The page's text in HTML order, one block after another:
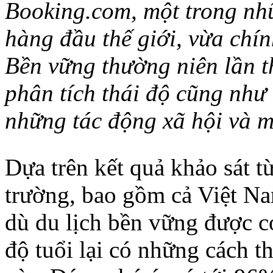
Booking.com, một trong
hàng đầu thế giới, vừa
Bền vững thường niên lần
phân tích thái độ cũng
những tác động xã hội và
Dựa trên kết quả khảo sát
trường, bao gồm cả Việt
dù du lịch bền vững được
độ tuổi lại có những cách